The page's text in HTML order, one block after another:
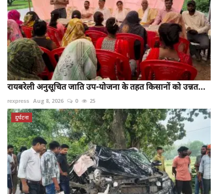
रायबरेली अनुसूचित जाति उप-योजना के तहत किसानों को उन्नत...
rexpress Aug 8, 2026 0 25
दुर्घटना